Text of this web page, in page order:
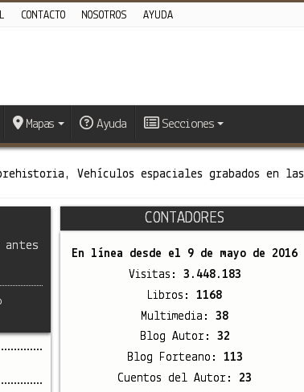
CONTACTO NOSOTROS AYUDA
Mapas Ayuda Secciones
Vehículos espaciales grabados en las
antes
CONTADORES
En línea desde el 9 de mayo de 2016
Visitas: 3.448.183
Libros: 1168
Multimedia: 38
Blog Autor: 32
Blog Forteano: 113
Cuentos del Autor: 23